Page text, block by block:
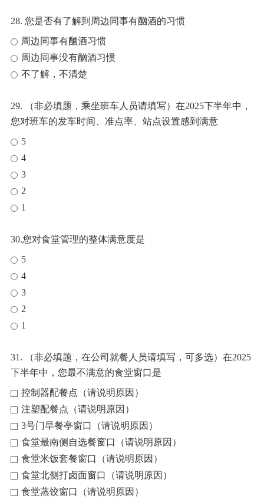
28. 您是否有了解到周边同事有酗酒的习惯
周边同事有酗酒习惯
周边同事没有酗酒习惯
不了解，不清楚
29. （非必填题，乘坐班车人员请填写）在2025下半年中，
您对班车的发车时间、准点率、站点设置感到满意
5
4
3
2
1
30.您对食堂管理的整体满意度是
5
4
3
2
1
31. （非必填题，在公司就餐人员请填写，可多选）在2025
下半年中，您最不满意的食堂窗口是
控制器配餐点（请说明原因）
注塑配餐点（请说明原因）
3号门早餐亭窗口（请说明原因）
食堂最南侧自选餐窗口（请说明原因）
食堂米饭套餐窗口（请说明原因）
食堂北侧打卤面窗口（请说明原因）
食堂蒸饺窗口（请说明原因）